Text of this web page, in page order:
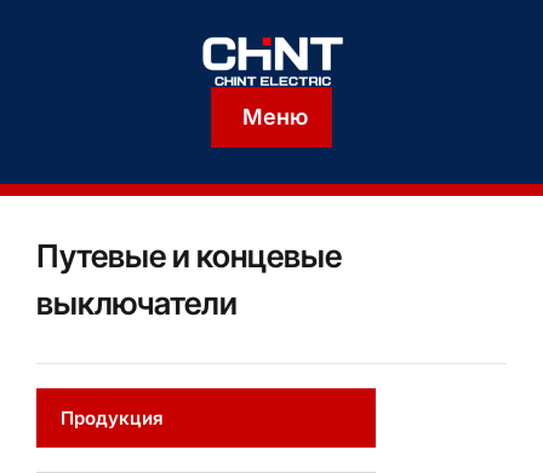
Меню
Путевые и концевые
выключатели
Продукция